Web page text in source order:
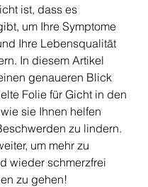
ist, dass es
um Ihre Symptome
Ihre Lebensqualität
In diesem Artikel
genaueren Blick
Folie für Gicht in den
sie Ihnen helfen
zu lindern.
um mehr zu
wieder schmerzfrei
zu gehen!